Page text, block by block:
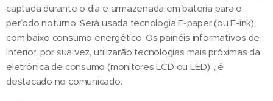
captada durante o dia e armazenada em bateria para o
período noturno. Será usada tecnologia E-paper (ou E-ink),
com baixo consumo energético. Os painéis informativos de
interior, por sua vez, utilizarão tecnologias mais próximas da
eletrónica de consumo (monitores LCD ou LED)", é
destacado no comunicado.